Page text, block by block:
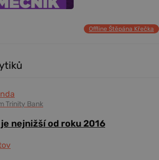
Offline Štěpána Křečka
Trinity Bank
nejnižší od roku 2016